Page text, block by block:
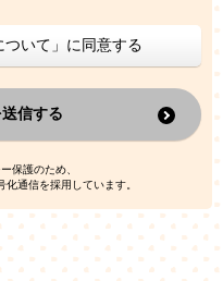
されないデータに不可逆変
進活動に役立てること
提供すること
の取扱いは行いません。ま
することはありません。
に不可逆変換した上で第三
を行い、その結果に基づい
三者広告配信事業者が、こ
用することはありません。
ついて」に同意する
信する
保護のため、
通信を採用しています。